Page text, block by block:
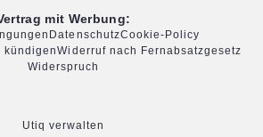
mit Werbung:
DatenschutzCookie-Policy
kündigenWiderruf nach Fernabsatzgesetz
Widerspruch
Utiq verwalten